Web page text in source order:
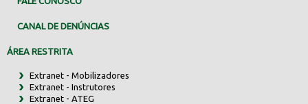
CANAL DE DENÚNCIAS
ÁREA RESTRITA
Extranet - Mobilizadores
Extranet - Instrutores
Extranet - ATEG